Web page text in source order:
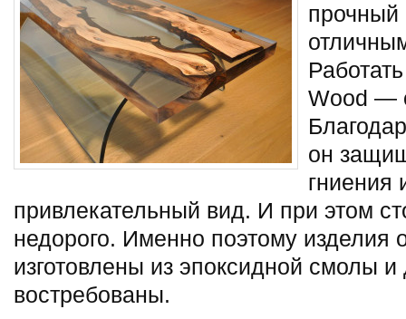
прочный
Wood —
он
гниения
привлекательный вид. И при этом
недорого. Именно поэтому изделия
изготовлены из эпоксидной смолы
востребованы.